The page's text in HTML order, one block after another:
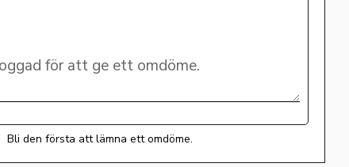
Bli den första att lämna ett omdöme.